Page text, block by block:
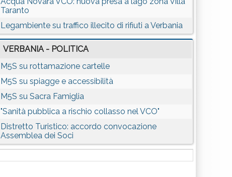
Taranto
Legambiente su traffico illecito di rifiuti a Verbania
VERBANIA - POLITICA
M5S su rottamazione cartelle
M5S su spiagge e accessibilità
M5S su Sacra Famiglia
"Sanità pubblica a rischio collasso nel VCO"
Distretto Turistico: accordo convocazione
Assemblea dei Soci